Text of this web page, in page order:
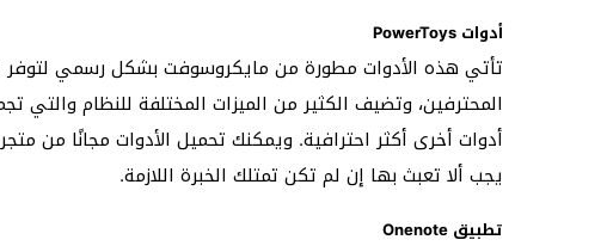
أدوات PowerToys
تأتي هذه الأدوات مطورة من مايكروسوفت بشكل رسمي لتوفر
أدوات أخرى أكثر احترافية. ويمكنك تحميل الأدوات مجانًا من
يجب ألا تعبث بها إن لم تكن تمتلك الخبرة اللازمة.
تطبيق Onenote